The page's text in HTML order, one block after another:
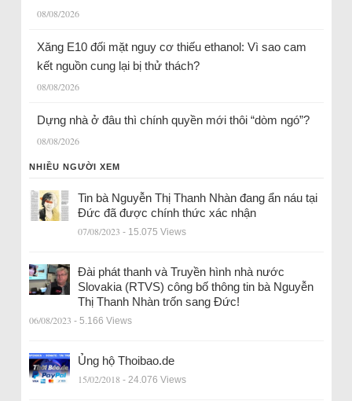
08/08/2026
Xăng E10 đối mặt nguy cơ thiếu ethanol: Vì sao cam
kết nguồn cung lại bị thử thách?
08/08/2026
Dựng nhà ở đâu thì chính quyền mới thôi “dòm ngó”?
08/08/2026
NHIỀU NGƯỜI XEM
Tin bà Nguyễn Thị Thanh Nhàn đang ẩn náu tại
Đức đã được chính thức xác nhận
07/08/2023 - 15.075 Views
Đài phát thanh và Truyền hình nhà nước
Slovakia (RTVS) công bố thông tin bà Nguyễn
Thị Thanh Nhàn trốn sang Đức!
06/08/2023 - 5.166 Views
Ủng hộ Thoibao.de
15/02/2018 - 24.076 Views